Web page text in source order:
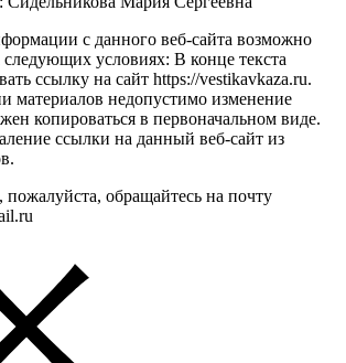
с данного веб-сайта возможно
условиях: В конце текста
ссылку на сайт https://vestikavkaza.ru.
материалов недопустимо изменение
копироваться в первоначальном виде.
ссылки на данный веб-сайт из
обращайтесь на почту